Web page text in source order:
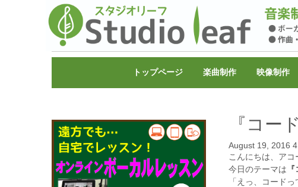
トップページ 楽曲制作 映像制作
『コー
August 19, 2016
こんにちは、アコ
今日のテーマは
「えっ、コードっ